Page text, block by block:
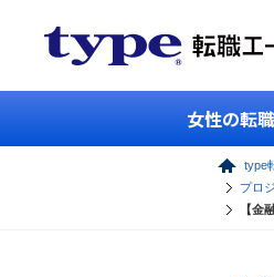
女性の転
type
プロ
【金